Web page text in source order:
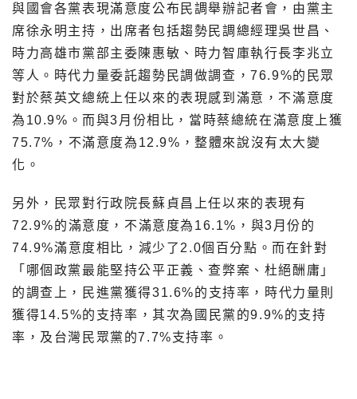
與國會各黨表現滿意度公布民調舉辦記者會，由黨主
席徐永明主持，出席者包括趨勢民調總經理吳世昌、
時力高雄市黨部主委陳惠敏、時力智庫執行長李兆立
等人。時代力量委託趨勢民調做調查，76.9%的民眾
對於蔡英文總統上任以來的表現感到滿意，不滿意度
為10.9%。而與3月份相比，當時蔡總統在滿意度上獲
75.7%，不滿意度為12.9%，整體來說沒有太大變
化。
另外，民眾對行政院長蘇貞昌上任以來的表現有
72.9%的滿意度，不滿意度為16.1%，與3月份的
74.9%滿意度相比，減少了2.0個百分點。而在針對
「哪個政黨最能堅持公平正義、查弊案、杜絕酬庸」
的調查上，民進黨獲得31.6%的支持率，時代力量則
獲得14.5%的支持率，其次為國民黨的9.9%的支持
率，及台灣民眾黨的7.7%支持率。